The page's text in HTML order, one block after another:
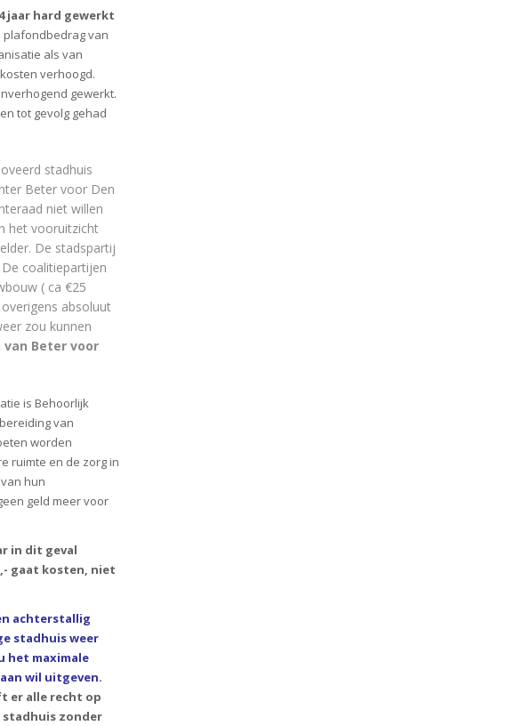
jaar hard gewerkt
plafondbedrag van
als van
verhoogd.
gewerkt.
tot gevolg gehad
stadhuis
Beter voor Den
niet willen
het vooruitzicht
De stadspartij
coalitiepartijen
( ca €25
absoluut
zou kunnen
Beter voor
is Behoorlijk
van
worden
ruimte en de zorg in
hun
geld meer voor
in dit geval
gaat kosten, niet
achterstallig
stadhuis weer
het maximale
wil uitgeven.
er alle recht op
stadhuis zonder